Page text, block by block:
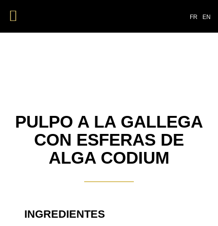
FR EN
PULPO A LA GALLEGA
CON ESFERAS DE
ALGA CODIUM
INGREDIENTES